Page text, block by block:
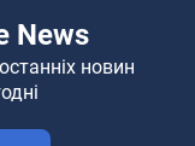
News
новин